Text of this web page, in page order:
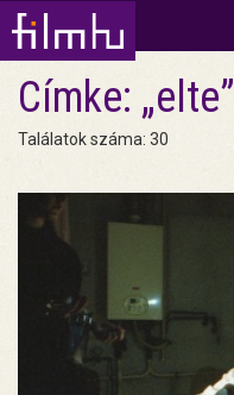
Címke: „elte”
Találatok száma: 30